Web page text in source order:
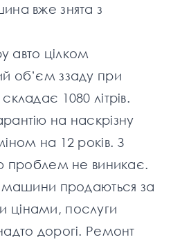
вже знята з
авто цілком
об’єм ззаду при
1080 літрів.
на наскрізну
на 12 років. З
проблем не виникає.
машини продаються за
цінами, послуги
дорогі. Ремонт